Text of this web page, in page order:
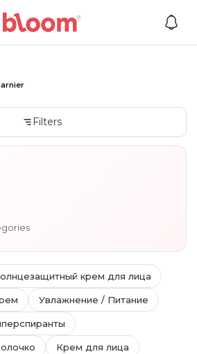
Filters
крем для лица
Увлажнение / Питание
Крем для лица